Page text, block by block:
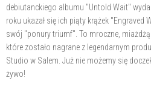
debiutanckiego albumu "Untold Wait"
roku ukazał się ich piąty krążek "Engraved
swój "ponury triumf". To mroczne,
które zostało nagrane z legendarnym
Studio w Salem. Już nie możemy się
żywo!